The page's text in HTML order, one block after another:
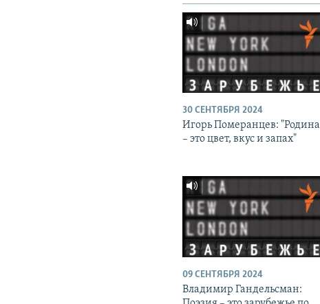
30 СЕНТЯБРЯ 2024
Игорь Померанцев: "Родина
– это цвет, вкус и запах"
09 СЕНТЯБРЯ 2024
Владимир Гандельсман: